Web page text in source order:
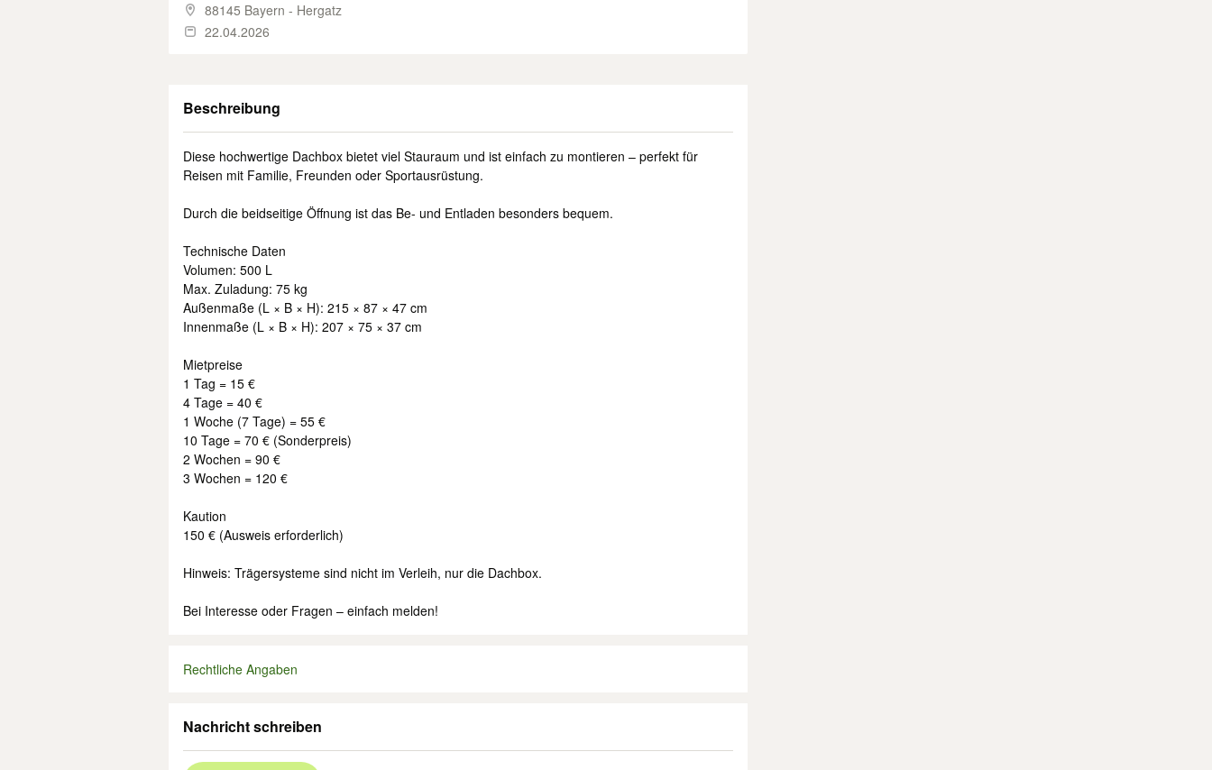
88145 Bayern - Hergatz
22.04.2026
Beschreibung
Diese hochwertige Dachbox bietet viel Stauraum und ist einfach zu montieren – perfekt für
Reisen mit Familie, Freunden oder Sportausrüstung.
Durch die beidseitige Öffnung ist das Be- und Entladen besonders bequem.
Technische Daten
Volumen: 500 L
Max. Zuladung: 75 kg
Außenmaße (L × B × H): 215 × 87 × 47 cm
Innenmaße (L × B × H): 207 × 75 × 37 cm
Mietpreise
1 Tag = 15 €
4 Tage = 40 €
1 Woche (7 Tage) = 55 €
10 Tage = 70 € (Sonderpreis)
2 Wochen = 90 €
3 Wochen = 120 €
Kaution
150 € (Ausweis erforderlich)
Hinweis: Trägersysteme sind nicht im Verleih, nur die Dachbox.
Bei Interesse oder Fragen – einfach melden!
Rechtliche Angaben
Nachricht schreiben